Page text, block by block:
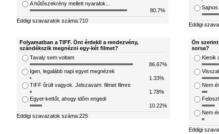
A hűtőszekrény mellett nyaralok...
80.7%
Eddigi szavazatok száma:710
Eddigi
Folyamatban a TIFF. Önt érdekli a rendezvény,
szándékszik megnézni egy-két filmet?
Tavaly sem voltam
86.67%
Igen, legalább napi egyet megnézek
1.33%
TIFF őrült vagyok. Jelszavam: filmet filmre
1.78%
Egyet-kettőt, ahogy időm engedi
10.22%
Eddigi szavazatok száma:225
Ön
sorsa?
Kiesik
Nem
Nem
Eddigi